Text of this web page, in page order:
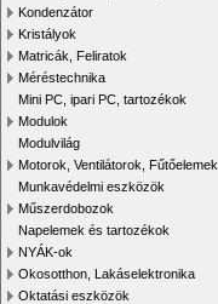
Kondenzátor
Kristályok
Matricák, Feliratok
Méréstechnika
Mini PC, ipari PC, tartozékok
Modulok
Modulvilág
Motorok, Ventilátorok, Fűtőelemek
Munkavédelmi eszközök
Műszerdobozok
Napelemek és tartozékok
NYÁK-ok
Okosotthon, Lakáselektronika
Oktatási eszközök